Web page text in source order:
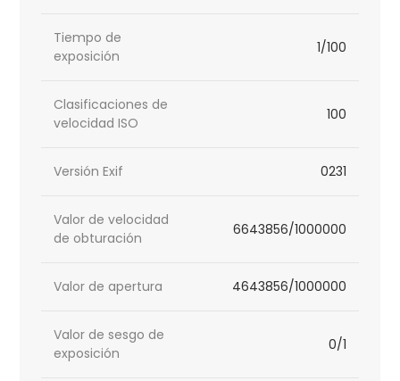
Tiempo de
exposición
1/100
Clasificaciones de
velocidad ISO
100
Versión Exif 0231
Valor de velocidad
de obturación
6643856/1000000
Valor de apertura 4643856/1000000
Valor de sesgo de
exposición
0/1